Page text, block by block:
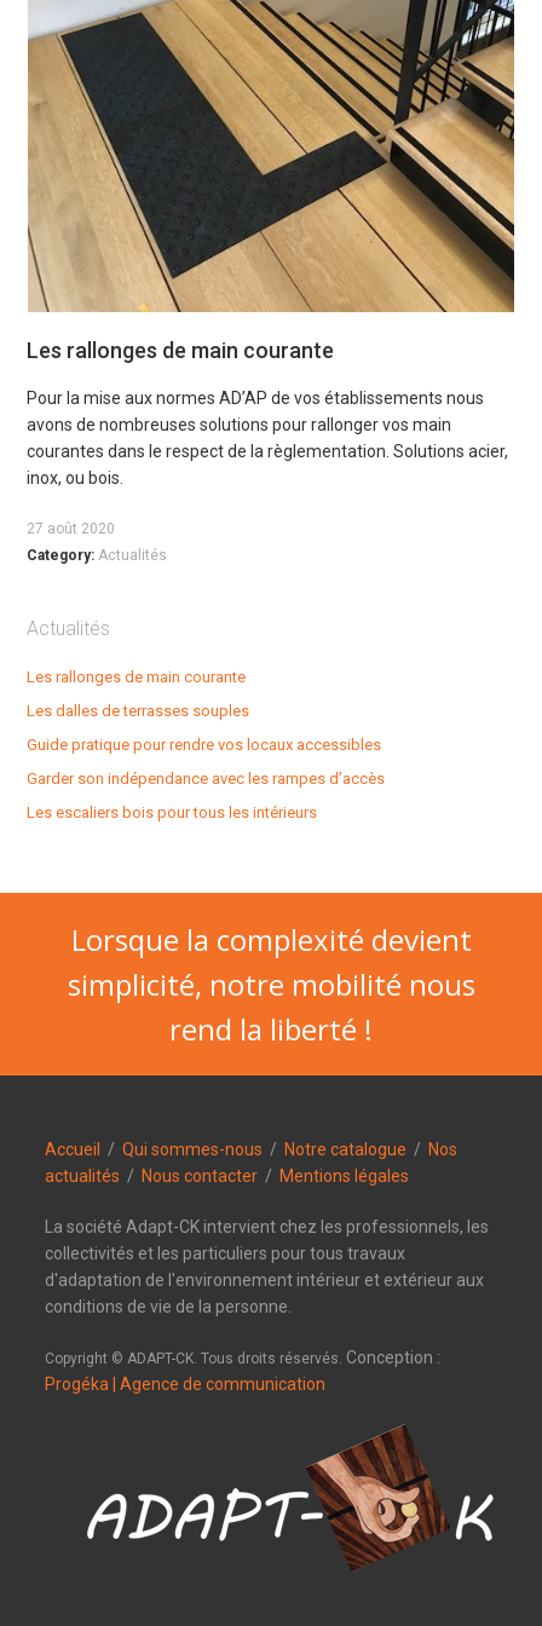
Les rallonges de main courante
Pour la mise aux normes AD’AP de vos établissements nous
avons de nombreuses solutions pour rallonger vos main
courantes dans le respect de la règlementation. Solutions acier,
inox, ou bois.
27 août 2020
Category: Actualités
Actualités
Les rallonges de main courante
Les dalles de terrasses souples
Guide pratique pour rendre vos locaux accessibles
Garder son indépendance avec les rampes d’accès
Les escaliers bois pour tous les intérieurs
Lorsque la complexité devient
simplicité, notre mobilité nous
rend la liberté !
Accueil /Qui sommes-nous / Notre catalogue / Nos
actualités / Nous contacter / Mentions légales
La société Adapt-CK intervient chez les professionnels, les
collectivités et les particuliers pour tous travaux
d'adaptation de l'environnement intérieur et extérieur aux
conditions de vie de la personne.
Copyright © ADAPT-CK. Tous droits réservés. Conception :
Progéka | Agence de communication